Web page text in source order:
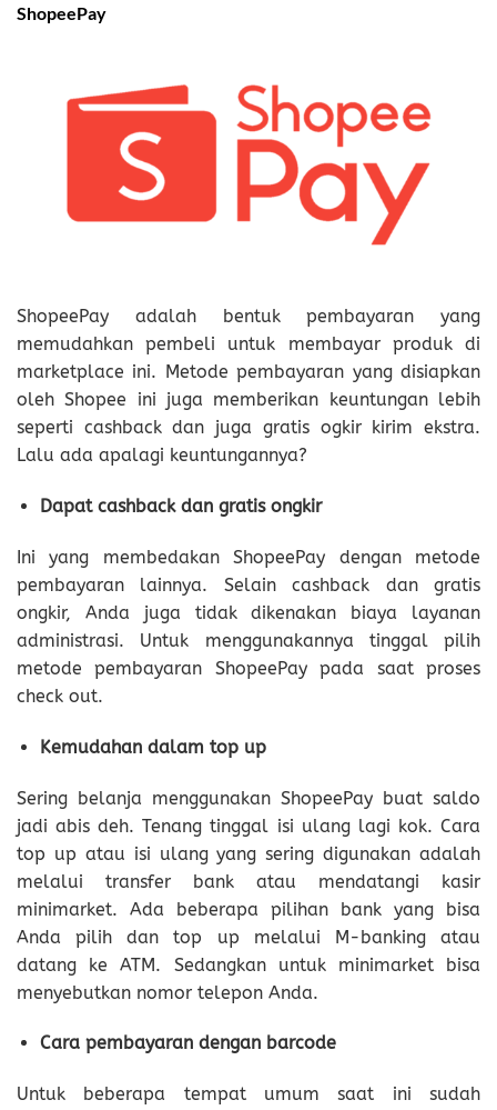
ShopeePay
ShopeePay adalah bentuk pembayaran yang
memudahkan pembeli untuk membayar produk di
marketplace ini. Metode pembayaran yang disiapkan
oleh Shopee ini juga memberikan keuntungan lebih
seperti cashback dan juga gratis ogkir kirim ekstra.
Lalu ada apalagi keuntungannya?
Dapat cashback dan gratis ongkir
Ini yang membedakan ShopeePay dengan metode
pembayaran lainnya. Selain cashback dan gratis
ongkir, Anda juga tidak dikenakan biaya layanan
administrasi. Untuk menggunakannya tinggal pilih
metode pembayaran ShopeePay pada saat proses
check out.
Kemudahan dalam top up
Sering belanja menggunakan ShopeePay buat saldo
jadi abis deh. Tenang tinggal isi ulang lagi kok. Cara
top up atau isi ulang yang sering digunakan adalah
melalui transfer bank atau mendatangi kasir
minimarket. Ada beberapa pilihan bank yang bisa
Anda pilih dan top up melalui M-banking atau
datang ke ATM. Sedangkan untuk minimarket bisa
menyebutkan nomor telepon Anda.
Cara pembayaran dengan barcode
Untuk beberapa tempat umum saat ini sudah